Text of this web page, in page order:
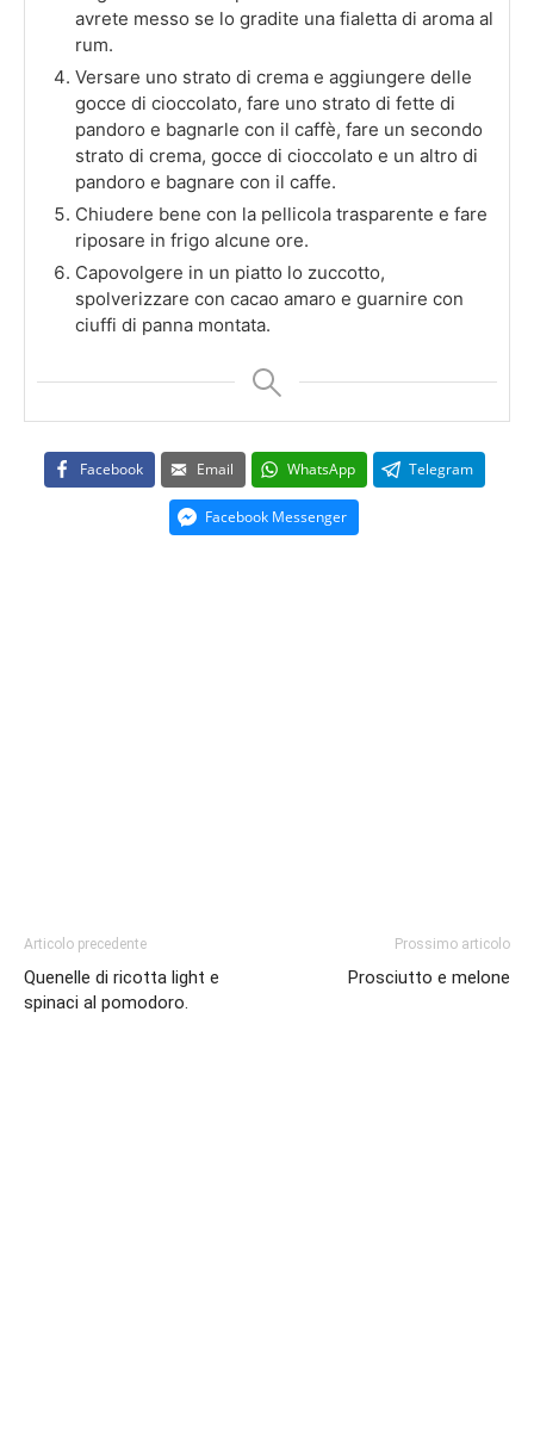
avrete messo se lo gradite una fialetta di aroma al
rum.
Versare uno strato di crema e aggiungere delle
gocce di cioccolato, fare uno strato di fette di
pandoro e bagnarle con il caffè, fare un secondo
strato di crema, gocce di cioccolato e un altro di
pandoro e bagnare con il caffe.
Chiudere bene con la pellicola trasparente e fare
riposare in frigo alcune ore.
Capovolgere in un piatto lo zuccotto,
spolverizzare con cacao amaro e guarnire con
ciuffi di panna montata.
Facebook Email WhatsApp Telegram
Facebook Messenger
Articolo precedente
Quenelle di ricotta light e
spinaci al pomodoro.
Prossimo articolo
Prosciutto e melone